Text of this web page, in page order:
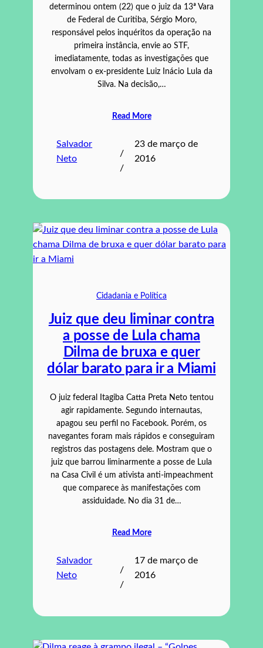
determinou ontem (22) que o juiz da 13ª Vara
de Federal de Curitiba, Sérgio Moro,
responsável pelos inquéritos da operação na
primeira instância, envie ao STF,
imediatamente, todas as investigações que
envolvam o ex-presidente Luiz Inácio Lula da
Silva. Na decisão,…
Read More
Salvador
Neto
/
/
23 de março de
2016
Cidadania e Política
Juiz que deu liminar contra
a posse de Lula chama
Dilma de bruxa e quer
dólar barato para ir a Miami
O juiz federal Itagiba Catta Preta Neto tentou
agir rapidamente. Segundo internautas,
apagou seu perfil no Facebook. Porém, os
navegantes foram mais rápidos e conseguiram
registros das postagens dele. Mostram que o
juiz que barrou liminarmente a posse de Lula
na Casa Civil é um ativista anti-impeachment
que comparece às manifestações com
assiduidade. No dia 31 de…
Read More
Salvador
Neto
/
/
17 de março de
2016